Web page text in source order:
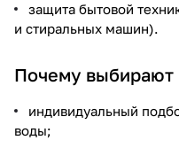
защита бытовой
и стиральных машин).
Почему выбирают
индивидуальный
воды;